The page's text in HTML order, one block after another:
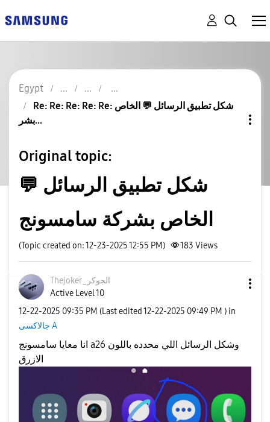
Egypt
Re: Re: Re: Re: Re: شكل تطبيق الرسائل 💬 الخاص
بشر...
Original topic:
شكل تطبيق الرسائل 💬
الخاص بشركة سامسونج
(Topic created on: 12-23-2025 12:55 PM) 183 Views
Thejoker_الجوكر
Active Level 10
‎12-22-2025 09:35 PM (Last edited ‎12-22-2025 09:49 PM ) in
جالاكسى A
انا معايا سامسونج a26 وشكل الرسائل اللي محدده باللون
الازرق